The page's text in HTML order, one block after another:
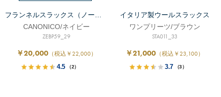
CANONICO/ネイビー
ZEBP59_29
￥20,000 （税込￥22,000）
4.5 （2）
イタリア製ウールスラックス
ワンプリーツ/ブラウン
STA011_33
￥21,000 （税込￥23,100）
3.7 （3）